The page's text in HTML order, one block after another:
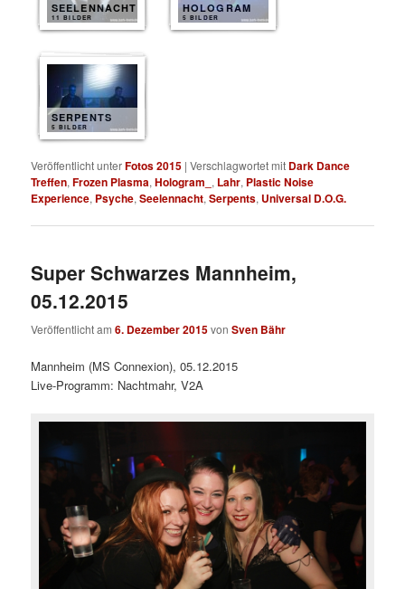
SEELENNACHT
11 BILDER
HOLOGRAM
5 BILDER
SERPENTS
5 BILDER
Veröffentlicht unterFotos 2015 |Verschlagwortet mit Dark Dance
Treffen,Frozen Plasma,Hologram_ , Lahr, Plastic Noise
Experience, Psyche,Seelennacht,Serpents, Universal D.O.G.
Super Schwarzes Mannheim,
05.12.2015
Veröffentlicht am6. Dezember 2015vonSven Bähr
Mannheim (MS Connexion), 05.12.2015
Live-Programm: Nachtmahr, V2A